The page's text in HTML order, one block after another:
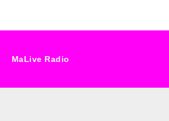
MaLive Radio